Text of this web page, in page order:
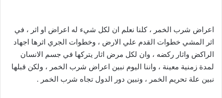
اعراض شرب الخمر ، كلنا نعلم ان لكل شيء له اعراض او اثر ، في
اثر المشي خطوات القدم علي الارض ، وخطوات الجري اثرها اجهاد
الراكض واثار ركضه ، وان لكل مرض اثار يتركها في جسم الانسان
لمدة زمنية معينة ، واننا اليوم نبين اعراض شرب الخمر ، ولكن قبلها
نبين علة تحريم الخمر ، ونبين دور الدول تجاه شرب الخمر .